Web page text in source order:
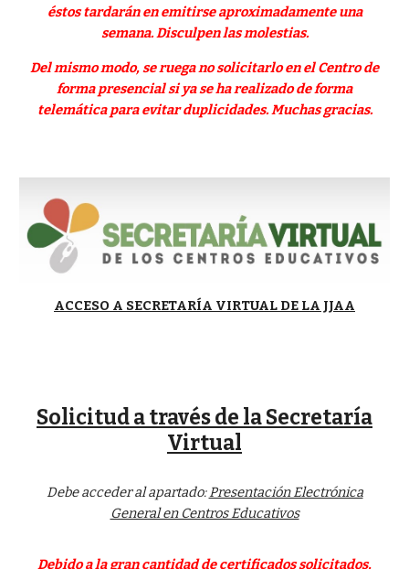
éstos tardarán en emitirse aproximadamente una
semana. Disculpen las molestias.
Del mismo modo, se ruega no solicitarlo en el Centro de
forma presencial si ya se ha realizado de forma
telemática para evitar duplicidades. Muchas gracias.
ACCESO A SECRETARÍA VIRTUAL DE LA JJAA
Solicitud a través de la Secretaría
Virtual
Debe acceder al apartado:Presentación Electrónica
General en Centros Educativos
Debido a lagran cantidadde certificados solicitados,